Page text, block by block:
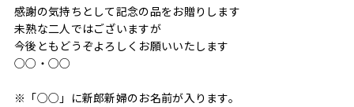
感謝の気持ちとして記念の品をお贈りします
未熟な二人ではございますが
今後ともどうぞよろしくお願いいたします
○○・○○
※「○○」に新郎新婦のお名前が入ります。